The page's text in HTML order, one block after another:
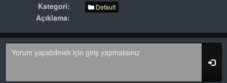
Kategori: Default
Açıklama: